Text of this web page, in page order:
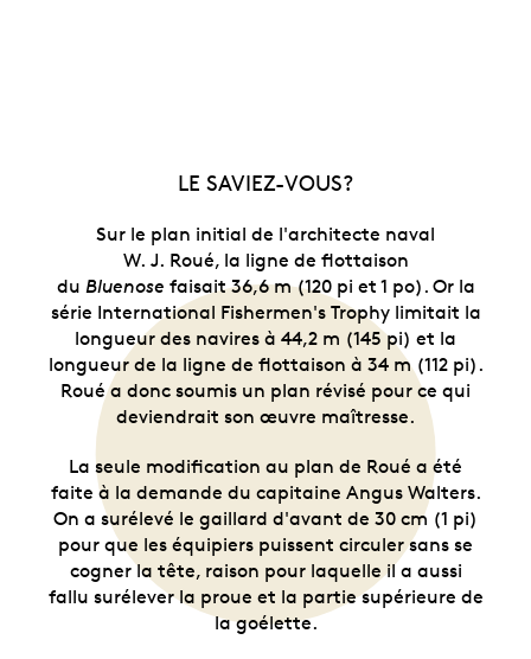
LE SAVIEZ-VOUS?
Sur le plan initial de l'architecte naval
W. J. Roué, la ligne de flottaison
du Bluenose faisait 36,6 m (120 pi et 1 po). Or la
série International Fishermen's Trophy limitait la
longueur des navires à 44,2 m (145 pi) et la
longueur de la ligne de flottaison à 34 m (112 pi).
Roué a donc soumis un plan révisé pour ce qui
deviendrait son œuvre maîtresse.
La seule modification au plan de Roué a été
faite à la demande du capitaine Angus Walters.
On a surélevé le gaillard d'avant de 30 cm (1 pi)
pour que les équipiers puissent circuler sans se
cogner la tête, raison pour laquelle il a aussi
fallu surélever la proue et la partie supérieure de
la goélette.